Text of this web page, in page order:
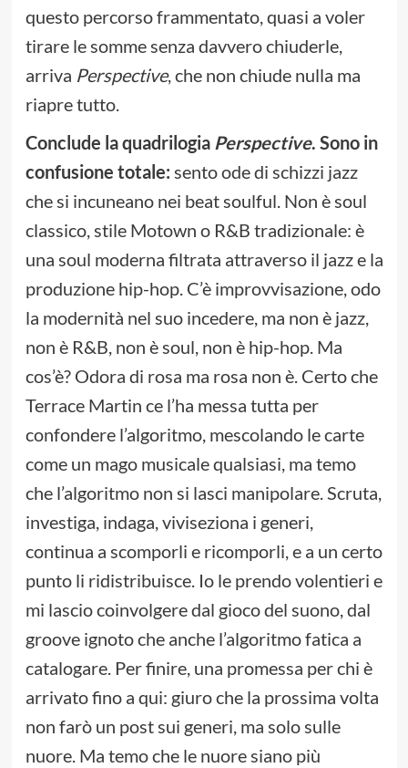
questo percorso frammentato, quasi a voler
tirare le somme senza davvero chiuderle,
arriva Perspective, che non chiude nulla ma
riapre tutto.
Conclude la quadrilogia Perspective. Sono in
confusione totale: sento ode di schizzi jazz
che si incuneano nei beat soulful. Non è soul
classico, stile Motown o R&B tradizionale: è
una soul moderna filtrata attraverso il jazz e la
produzione hip-hop. C’è improvvisazione, odo
la modernità nel suo incedere, ma non è jazz,
non è R&B, non è soul, non è hip-hop. Ma
cos’è? Odora di rosa ma rosa non è. Certo che
Terrace Martin ce l’ha messa tutta per
confondere l’algoritmo, mescolando le carte
come un mago musicale qualsiasi, ma temo
che l’algoritmo non si lasci manipolare. Scruta,
investiga, indaga, viviseziona i generi,
continua a scomporli e ricomporli, e a un certo
punto li ridistribuisce. Io le prendo volentieri e
mi lascio coinvolgere dal gioco del suono, dal
groove ignoto che anche l’algoritmo fatica a
catalogare. Per finire, una promessa per chi è
arrivato fino a qui: giuro che la prossima volta
non farò un post sui generi, ma solo sulle
nuore. Ma temo che le nuore siano più